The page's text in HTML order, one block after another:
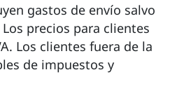
gastos de envío salvo
precios para clientes
Los clientes fuera de la
de impuestos y